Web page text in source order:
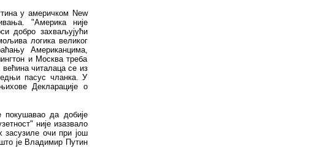
у америчком New
"Америка није
добро захваљујући
логика великог
Американцима,
и Москва треба
читалаца се из
пасус чланка. У
Декларације о
да добије
није изазвало
засузиле очи при још
је Владимир Путин